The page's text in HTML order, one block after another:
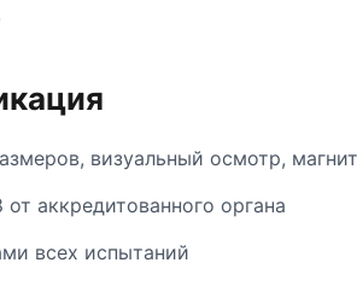
визуальный осмотр,
аккредитованного органа
всех испытаний